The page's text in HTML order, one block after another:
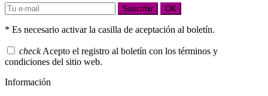
Suscribir OK
* Es necesario activar la casilla de aceptación al boletín.
check Acepto el registro al boletín con los términos y
condiciones del sitio web.
Información